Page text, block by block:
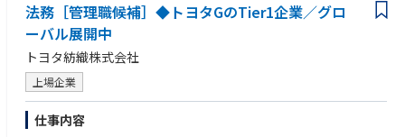
法務［管理職候補］◆トヨタGのTier1企業／グロ
ーバル展開中
トヨタ紡織株式会社
上場企業
仕事内容